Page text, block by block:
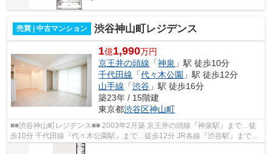
売買 | 中古マンション 渋谷神山町レジデンス
1億1,990万円
京王井の頭線 「神泉 」駅 徒歩10分
千代田線 「代々木公園 」駅 徒歩12分
山手線 「渋谷 」駅 徒歩16分
築23年 / 15階建
東京都渋谷区神山町
■■渋谷神山町レジデンス■■ 2003年2月築 京王井の頭線『神泉駅』まで…徒
歩10分 千代田線『代々木公園駅』まで…徒歩12分 JR各線『渋谷駅』まで…
徒歩16分 ◆オートロック ◆エレベータ ...